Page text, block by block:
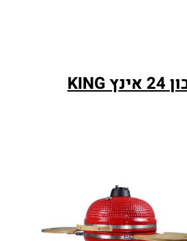
מעשנה גריל וטאבון 24 אינץ KING